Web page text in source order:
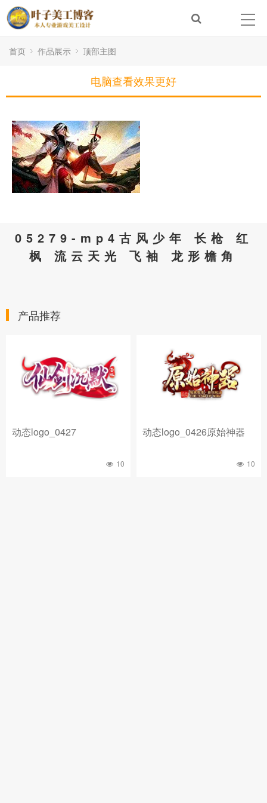
首页 作品展示 顶部主图
电脑查看效果更好
05279-mp4古风少年 长枪 红
枫 流云天光 飞袖 龙形檐角
产品推荐
动态logo_0427
10
动态logo_0426原始神器
10